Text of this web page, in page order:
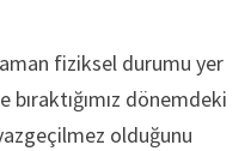
fiziksel durumu yer
dönemdeki
olduğunu